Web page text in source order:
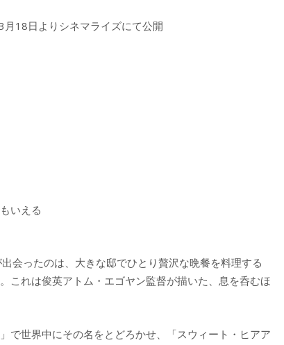
18日よりシネマライズにて公開
いえる
会ったのは、大きな邸でひとり贅沢な晩餐を料理する
これは俊英アトム・エゴヤン監督が描いた、息を呑むほ
で世界中にその名をとどろかせ、「スウィート・ヒアア